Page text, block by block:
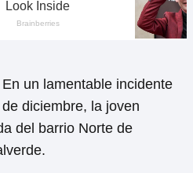
En un lamentable incidente
diciembre, la joven
del barrio Norte de